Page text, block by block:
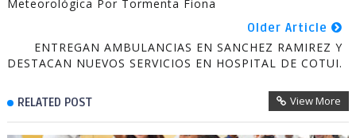
Meteorológica Por Tormenta Fiona
Older Article
ENTREGAN AMBULANCIAS EN SANCHEZ RAMIREZ Y
DESTACAN NUEVOS SERVICIOS EN HOSPITAL DE COTUI.
RELATED POST View More